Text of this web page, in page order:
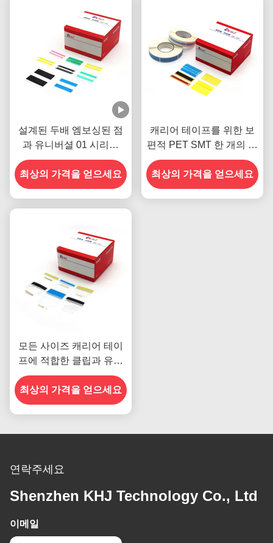
설계된 두배 엠보싱된 점
과 유니버셜 01 시리즈
SMT 두배 스플라이스 테
이프는 캐리어 테이프의
모든 사이즈에 신청합니다
최상의 가격을 얻으세요
캐리어 테이프를 위한 보
편적 PET SMT 한 개의 스
플라이스 테이프
최상의 가격을 얻으세요
모든 사이즈 캐리어 테이
프에 적합한 클립과 유니
버셜 08 시리즈 SMT 스플
라이스 테이프
최상의 가격을 얻으세요
연락주세요
Shenzhen KHJ Technology Co., Ltd
이메일